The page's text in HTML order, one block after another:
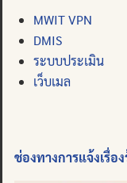
MWIT VPN
DMIS
ระบบประเมิน
เว็บเมล
ช่องทางการแจ้งเรื่อง